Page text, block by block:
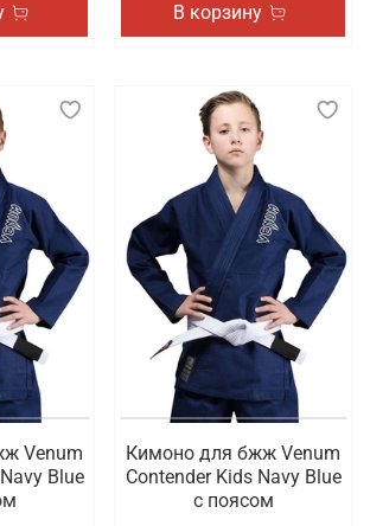
В корзину
Venum
Blue
Кимоно для бжж Venum
Contender Kids Navy Blue
с поясом